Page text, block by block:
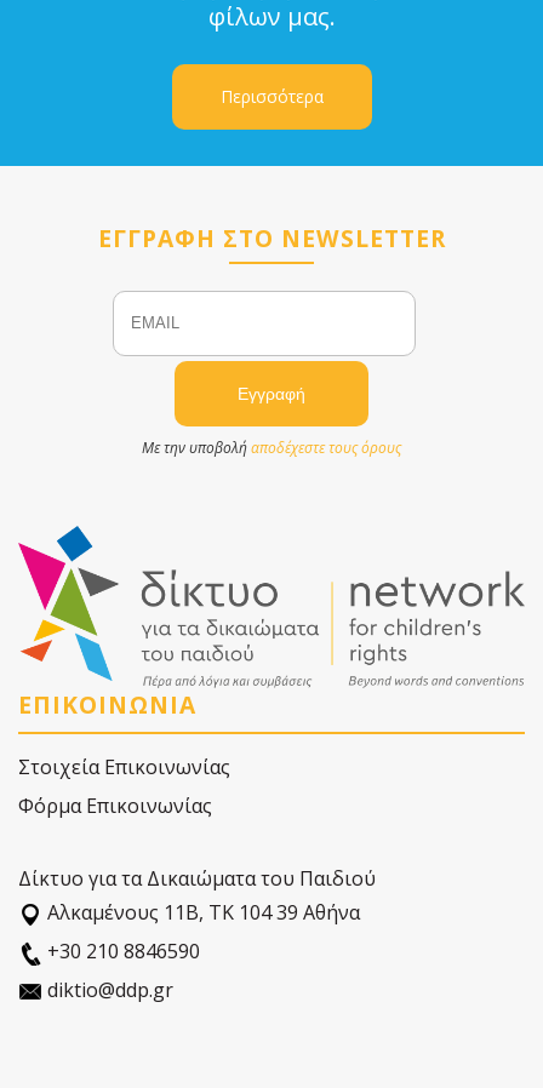
φίλων μας.
Περισσότερα
ΕΓΓΡΑΦΗ ΣΤΟ NEWSLETTER
Email
Με την υποβολήαποδέχεστε τους όρους
ΕΠΙΚΟΙΝΩΝΙΑ
Στοιχεία Επικοινωνίας
Φόρμα Επικοινωνίας
Δίκτυο για τα Δικαιώματα του Παιδιού
Αλκαµένους 11Β, ΤΚ 104 39 Αθήνα
+30 210 8846590
diktio@ddp.gr